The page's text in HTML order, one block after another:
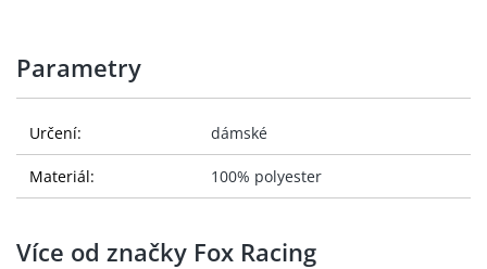
Parametry
Určení: dámské
Materiál: 100% polyester
Více od značky Fox Racing